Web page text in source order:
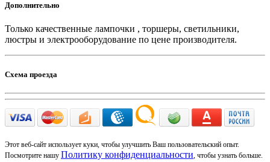
Дополнительно
Только качественные лампочки , торшеры, светильники,
люстры и электрооборудование по цене производителя.
Схема проезда
Этот веб-сайт использует куки, чтобы улучшить Ваш пользовательский опыт.
Посмотрите нашу Политику конфиденциальности, чтобы узнать больше.